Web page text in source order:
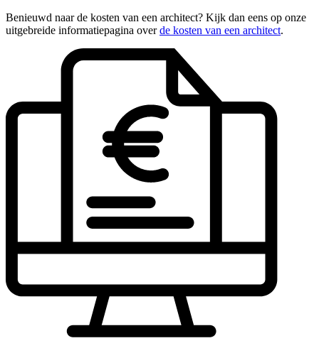
Benieuwd naar de kosten van een architect? Kijk dan eens op onze
uitgebreide informatiepagina overde kosten van een architect.